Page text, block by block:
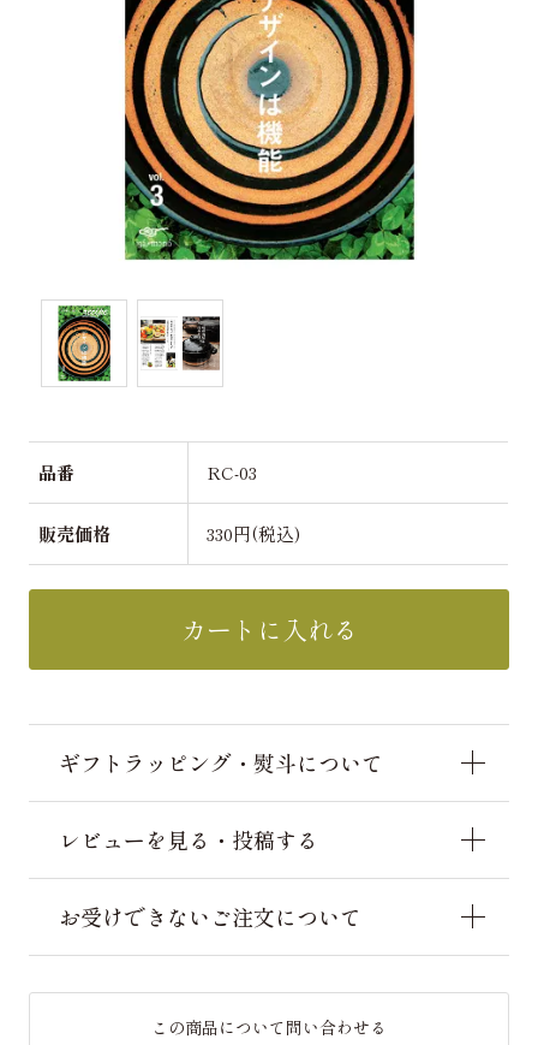
品番 RC-03
販売価格 330円(税込)
カートに入れる
ギフトラッピング・熨斗について
レビューを見る・投稿する
お受けできないご注文について
この商品について問い合わせる